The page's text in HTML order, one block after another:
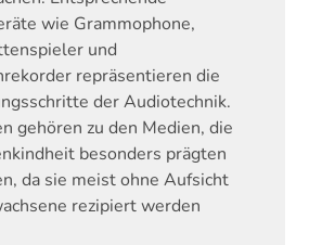
wie Grammophone,
und
repräsentieren die
der Audiotechnik.
gehören zu den Medien, die
besonders prägten
da sie meist ohne Aufsicht
rezipiert werden